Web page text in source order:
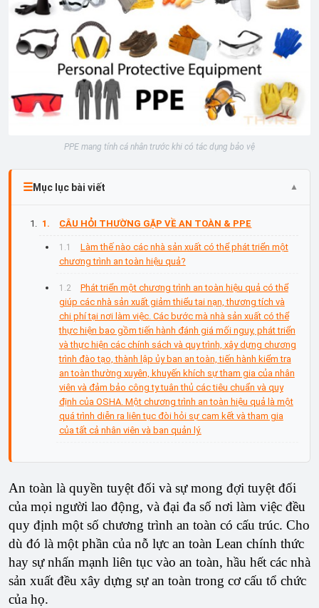
PPE mang tính cá nhân trước khi có tác dụng bảo vệ
Mục lục bài viết
CÂU HỎI THƯỜNG GẶP VỀ AN TOÀN & PPE
Làm thế nào các nhà sản xuất có thể phát triển một
chương trình an toàn hiệu quả?
Phát triển một chương trình an toàn hiệu quả có thể
giúp các nhà sản xuất giảm thiểu tai nạn, thương tích và
chi phí tại nơi làm việc. Các bước mà nhà sản xuất có thể
thực hiện bao gồm tiến hành đánh giá mối nguy, phát triển
và thực hiện các chính sách và quy trình, xây dựng chương
trình đào tạo, thành lập ủy ban an toàn, tiến hành kiểm tra
an toàn thường xuyên, khuyến khích sự tham gia của nhân
viên và đảm bảo công ty tuân thủ các tiêu chuẩn và quy
định của OSHA. Một chương trình an toàn hiệu quả là một
quá trình diễn ra liên tục đòi hỏi sự cam kết và tham gia
của tất cả nhân viên và ban quản lý.
An toàn là quyền tuyệt đối và sự mong đợi tuyệt đối
của mọi người lao động, và đại đa số nơi làm việc đều
quy định một số chương trình an toàn có cấu trúc. Cho
dù đó là một phần của nỗ lực an toàn Lean chính thức
hay sự nhấn mạnh liên tục vào an toàn, hầu hết các nhà
sản xuất đều xây dựng sự an toàn trong cơ cấu tổ chức
của họ.